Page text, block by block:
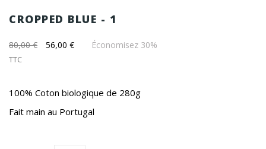
CROPPED BLUE - 1
80,00 € 56,00 € Économisez 30%
TTC
100% Coton biologique de 280g
Fait main au Portugal